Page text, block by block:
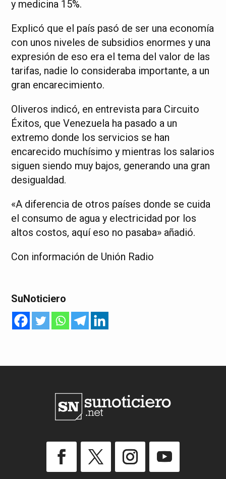
y medicina 15%.
Explicó que el país pasó de ser una economía
con unos niveles de subsidios enormes y una
expresión de eso era el tema del valor de las
tarifas, nadie lo consideraba importante, a un
gran encarecimiento.
Oliveros indicó, en entrevista para Circuito
Éxitos, que Venezuela ha pasado a un
extremo donde los servicios se han
encarecido muchísimo y mientras los salarios
siguen siendo muy bajos, generando una gran
desigualdad.
«A diferencia de otros países donde se cuida
el consumo de agua y electricidad por los
altos costos, aquí eso no pasaba» añadió.
Con información de Unión Radio
SuNoticiero